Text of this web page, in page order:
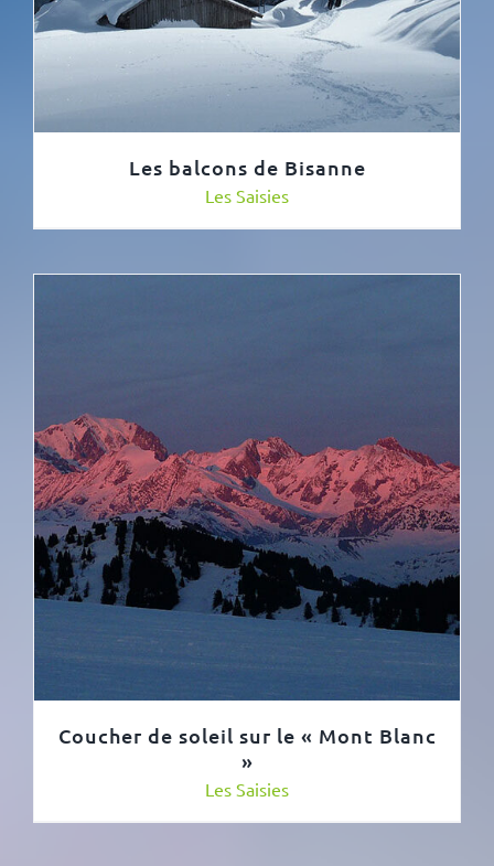
Les balcons de Bisanne
Les Saisies
Coucher de soleil sur le « Mont Blanc
»
Les Saisies